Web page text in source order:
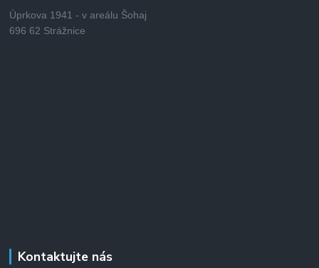
Úprkova 1941 - v areálu Šohaj
696 62 Strážnice
Kontaktujte nás